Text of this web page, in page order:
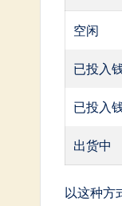
空闲
已投入
已投入
出货中
以这种方